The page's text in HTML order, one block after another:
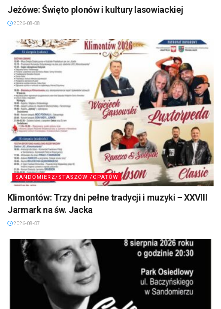
Jeżówe: Święto plonów i kultury lasowiackiej
2026-08-08
SANDOMIERZ/STASZÓW /OPATÓW
Klimontów: Trzy dni pełne tradycji i muzyki – XXVIII
Jarmark na św. Jacka
2026-08-07